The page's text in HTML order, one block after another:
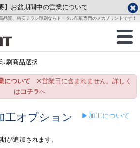
要】お盆期間中の営業について
品質、格安チラシ印刷ならトータル印刷専門のメガプリントです！
商品一覧
ご利用ガイド
ータ作成ガイド
テンプレート
金
土
1
7
8
15
29
商品選択
について ※営業日に含まれません。詳しく
は コチラへ
工オプション ▶加工について
が追加されます。